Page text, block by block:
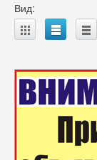
Вид:
A B C